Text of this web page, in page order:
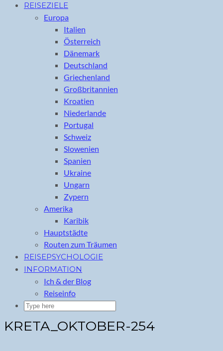
REISEZIELE
Europa
Italien
Österreich
Dänemark
Deutschland
Griechenland
Großbritannien
Kroatien
Niederlande
Portugal
Schweiz
Slowenien
Spanien
Ukraine
Ungarn
Zypern
Amerika
Karibik
Hauptstädte
Routen zum Träumen
REISEPSYCHOLOGIE
INFORMATION
Ich & der Blog
Reiseinfo
KRETA_OKTOBER-254